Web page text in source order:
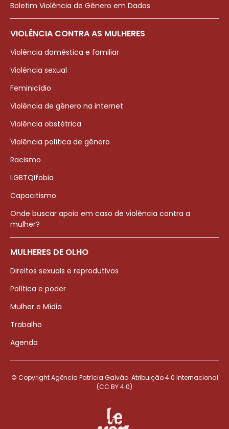
Boletim Violência de Gênero em Dados
VIOLÊNCIA CONTRA AS MULHERES
Violência doméstica e familiar
Violência sexual
Feminicídio
Violência de gênero na internet
Violência obstétrica
Violência política de gênero
Racismo
LGBTQIfobia
Capacitismo
Onde buscar apoio em caso de violência contra a
mulher?
MULHERES DE OLHO
Direitos sexuais e reprodutivos
Política e poder
Mulher e Mídia
Trabalho
Agenda
© Copyright Agência Patrícia Galvão. Atribuição 4.0 Internacional
(CC BY 4.0)